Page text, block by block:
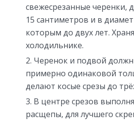
свежесрезанные черенки,
15 сантиметров и в
которым до двух лет.
холодильнике.
Черенок и подвой
примерно одинаковой
делают косые срезы до
В центре срезов
расщепы, для лучшего